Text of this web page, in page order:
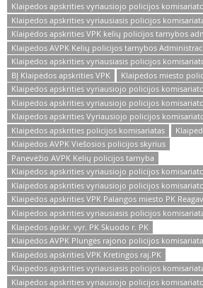
Klaipėdos apskrities vyriausiojo policijos
Klaipėdos apskrities vyriausiasis policijos
Klaipėdos apskrities VPK kelių policijos tarnybos
Klaipėdos AVPK Kelių policijos tarnybos
Klaipėdos apskrities vyriausiasis policijos
BĮ Klaipėdos apskrities VPK
Klaipėdos miesto
Klaipėdos apskrities vyriausiojo policijos
Klaipėdos apskrities vyriausiojo policijos
Klaipėdos apskrities Vyriausiojo policijos
Klaipėdos apskrities policijos komisariatas
Klaipėdos AVPK Viešosios policijos skyrius
Panevėžio AVPK Kelių policijos tarnyba
Klaipėdos apskrities vyriausiojo policijos
Klaipėdos apskrities vyriausiojo policijos
Klaipėdos apskrities VPK Palangos miesto PK
Klaipėdos apskrities vyriausiasis policijos
Klaipėdos apskr. vyr. PK Skuodo r. PK
Klaipėdos AVPK Plungės rajono policijos
Klaipėdos apskrities VPK Kretingos raj.PK
Klaipėdos apskrities vyriausiasis policijos
Klaipėdos apskrities vyriausiojo policijos